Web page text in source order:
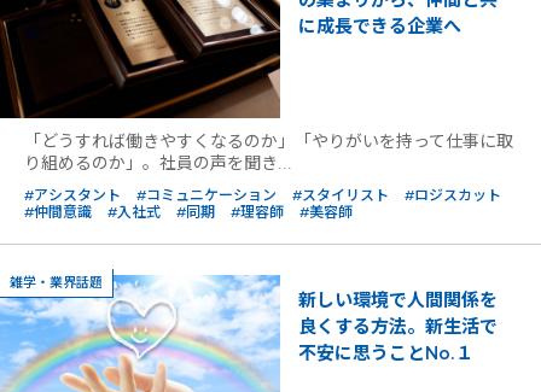
に成長できる企業へ
「どうすれば働きやすくなるのか」「やりがいを持って仕事に取
り組めるのか」。社員の声を聞き...
#アシスタント #コミュニケーション #スタイリスト
#ロジスカット
#仲間意識
#入社式 #同期 #理容師 #美容師
雑学・業界話題
新しい環境で人間関係を
良くする方法。新生活で
不安に思うことNo.１